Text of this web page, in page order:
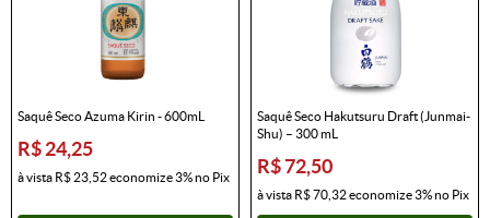
Saquê Seco Azuma Kirin - 600mL
R$ 24,25
à vista R$ 23,52economize3%no Pix
Saquê Seco Hakutsuru Draft (Junmai-
Shu) – 300 mL
R$ 72,50
à vista R$ 70,32economize3%no Pix